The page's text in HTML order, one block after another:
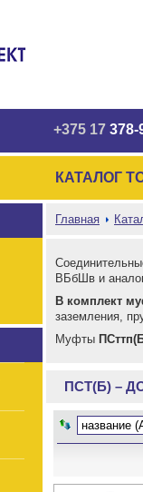
+375 17 378-
КАТАЛОГ
Главная
ВБбШв и
В комплект
заземления,
Муфты
ПСТ(Б) –
название